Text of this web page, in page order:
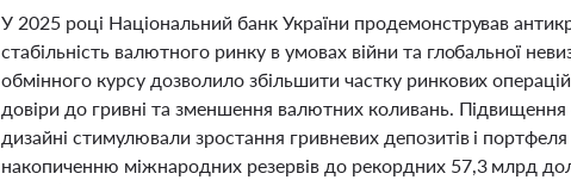
У 2025 році Національний банк України продемонстрував
стабільність валютного ринку в умовах війни та глобальної
обмінного курсу дозволило збільшити частку ринкових
довіри до гривні та зменшення валютних коливань. Підвищення
дизайні стимулювали зростання гривневих депозитів і
накопиченню міжнародних резервів до рекордних 57,3 млрд